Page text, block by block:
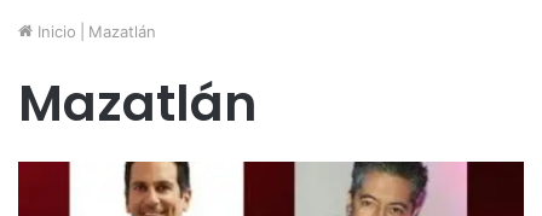
Inicio Mazatlán
Mazatlán